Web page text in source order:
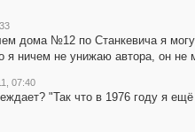
дома №12 по Станкевича я
я ничем не унижаю автора, он не
07:40
"Так что в 1976 году я